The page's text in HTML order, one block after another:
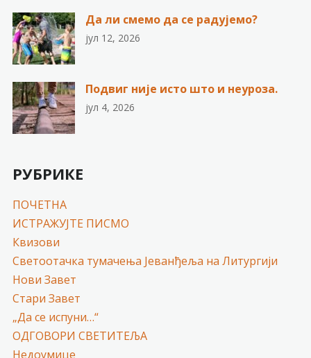
Да ли смемо да се радујемо?
јул 12, 2026
Подвиг није исто што и неуроза.
јул 4, 2026
РУБРИКЕ
ПОЧЕТНА
ИСТРАЖУЈТЕ ПИСМО
Квизови
Светоотачка тумачења Јеванђеља на Литургији
Нови Завет
Стари Завет
„Да се испуни…“
ОДГОВОРИ СВЕТИТЕЉА
Недоумице